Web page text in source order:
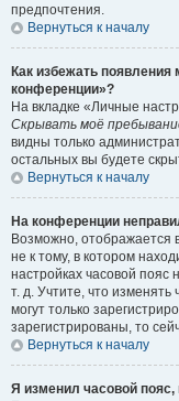
предпочтения.
Вернуться к началу
Как избежать появления
конференции»?
На вкладке «Личные
Скрывать моё
видны только
остальных вы будете
Вернуться к началу
На конференции
Возможно, отображается
не к тому, в котором
настройках часовой пояс
т. д. Учтите, что изменять
могут только
зарегистрированы, то
Вернуться к началу
Я изменил часовой